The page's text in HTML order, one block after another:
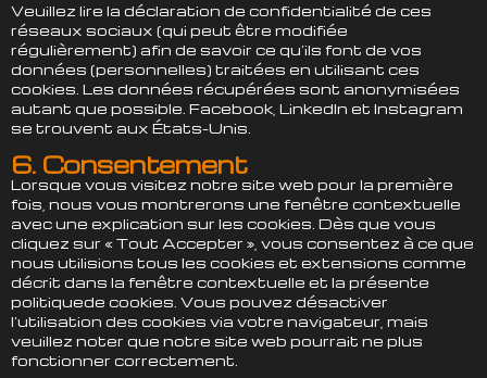
Veuillez lire la déclaration de confidentialité de ces
réseaux sociaux (qui peut être modifiée
régulièrement) afin de savoir ce qu’ils font de vos
données (personnelles) traitées en utilisant ces
cookies. Les données récupérées sont anonymisées
autant que possible. Facebook, LinkedIn et Instagram
se trouvent aux États-Unis.
6. Consentement
Lorsque vous visitez notre site web pour la première
fois, nous vous montrerons une fenêtre contextuelle
avec une explication sur les cookies. Dès que vous
cliquez sur « Tout Accepter », vous consentez à ce que
nous utilisions tous les cookies et extensions comme
décrit dans la fenêtre contextuelle et la présente
politiquede cookies. Vous pouvez désactiver
l’utilisation des cookies via votre navigateur, mais
veuillez noter que notre site web pourrait ne plus
fonctionner correctement.